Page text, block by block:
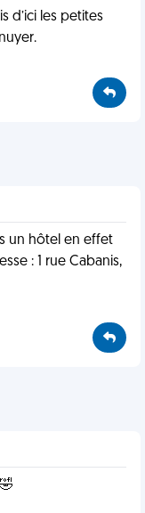
d’ici les petites
un hôtel en effet
: 1 rue Cabanis,